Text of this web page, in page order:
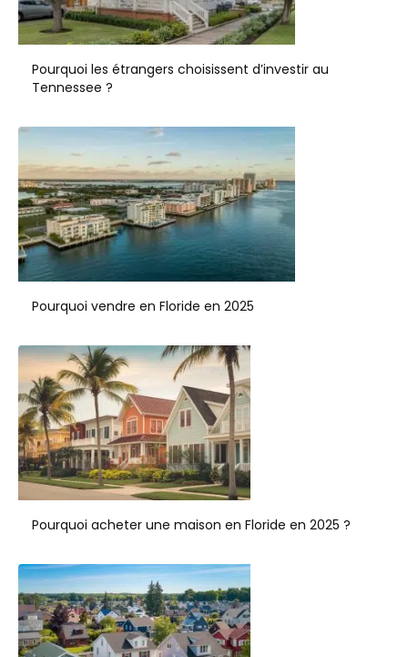
Pourquoi les étrangers choisissent d’investir au
Tennessee ?
Pourquoi vendre en Floride en 2025
Pourquoi acheter une maison en Floride en 2025 ?